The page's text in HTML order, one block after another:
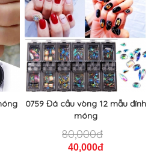
0759 Đá cầu vòng 12 mẫu đính
móng
80,000đ
40,000đ